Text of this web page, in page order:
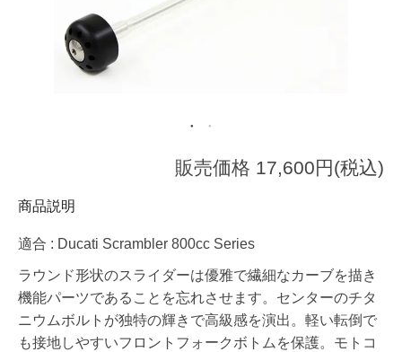
販売価格 17,600円(税込)
商品説明
適合 : Ducati Scrambler 800cc Series
ラウンド形状のスライダーは優雅で繊細なカーブを描き
機能パーツであることを忘れさせます。センターのチタ
ニウムボルトが独特の輝きで高級感を演出。軽い転倒で
も接地しやすいフロントフォークボトムを保護。モトコ